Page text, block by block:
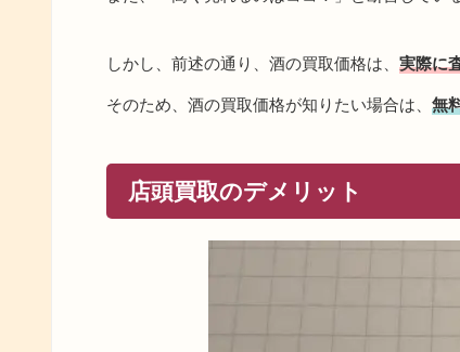
しかし、前述の通り、酒の買取価格は、 実際に
そのため、酒の買取価格が知りたい場合は、 無
店頭買取のデメリット